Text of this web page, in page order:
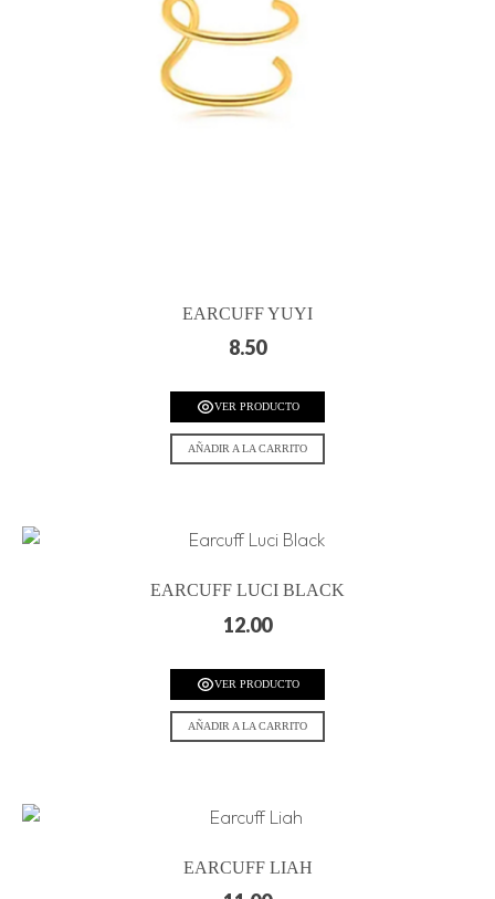
EARCUFF YUYI
8.50
VER PRODUCTO
AÑADIR A LA CARRITO
EARCUFF LUCI BLACK
12.00
VER PRODUCTO
AÑADIR A LA CARRITO
EARCUFF LIAH